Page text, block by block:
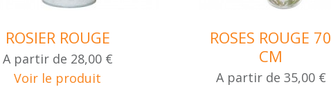
ROSIER ROUGE
A partir de 28,00 €
Voir le produit
ROSES ROUGE 70
CM
A partir de 35,00 €